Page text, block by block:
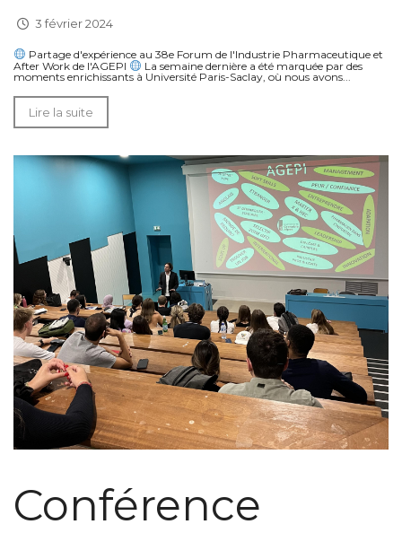
3 février 2024
Partage d'expérience au 38e Forum de l'Industrie Pharmaceutique et
After Work de l'AGEPI
La semaine dernière a été marquée par des
moments enrichissants à Université Paris-Saclay, où nous avons...
Lire la suite
Conférence